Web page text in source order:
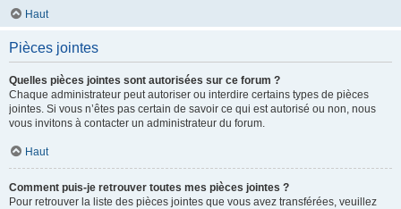
Haut
Pièces jointes
Quelles pièces jointes sont autorisées sur ce forum ?
Chaque administrateur peut autoriser ou interdire certains types de pièces
jointes. Si vous n’êtes pas certain de savoir ce qui est autorisé ou non, nous
vous invitons à contacter un administrateur du forum.
Haut
Comment puis-je retrouver toutes mes pièces jointes ?
Pour retrouver la liste des pièces jointes que vous avez transférées, veuillez